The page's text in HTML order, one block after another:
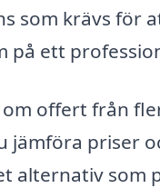
som krävs för
på ett
offert från
jämföra priser
alternativ som